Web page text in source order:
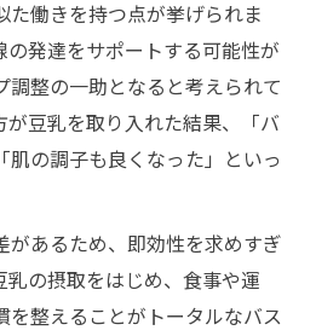
た働きを持つ点が挙げられま
の発達をサポートする可能性が
調整の一助となると考えられて
が豆乳を取り入れた結果、「バ
肌の調子も良くなった」といっ
があるため、即効性を求めすぎ
乳の摂取をはじめ、食事や運
を整えることがトータルなバス